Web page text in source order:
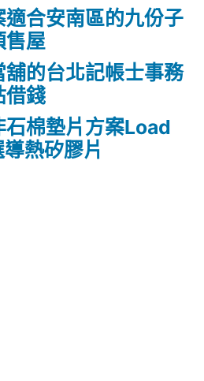
合安南區的九份子
售屋
的台北記帳士事務
借錢
棉墊片方案Load
熱矽膠片